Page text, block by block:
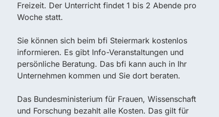
Freizeit. Der Unterricht findet 1 bis 2 Abende pro
Woche statt.
Sie können sich beim bfi Steiermark kostenlos
informieren. Es gibt Info-Veranstaltungen und
persönliche Beratung. Das bfi kann auch in Ihr
Unternehmen kommen und Sie dort beraten.
Das Bundesministerium für Frauen, Wissenschaft
und Forschung bezahlt alle Kosten. Das gilt für